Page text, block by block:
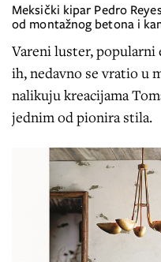
Meksički kipar Pedro
od montažnog betona i
Vareni luster, popularni
ih, nedavno se vratio u
nalikuju kreacijama
jednim od pionira stila.